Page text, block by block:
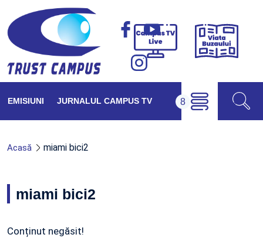
Campus
Viața
EMISIUNI JURNALUL CAMPUS TV
Acasă miami bici2
miami bici2
Conținut negăsit!